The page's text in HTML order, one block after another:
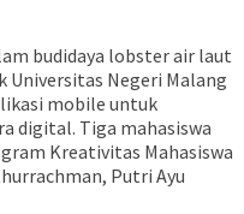
budidaya lobster air laut
Universitas Negeri Malang
mobile untuk
digital. Tiga mahasiswa
Kreativitas Mahasiswa
Putri Ayu